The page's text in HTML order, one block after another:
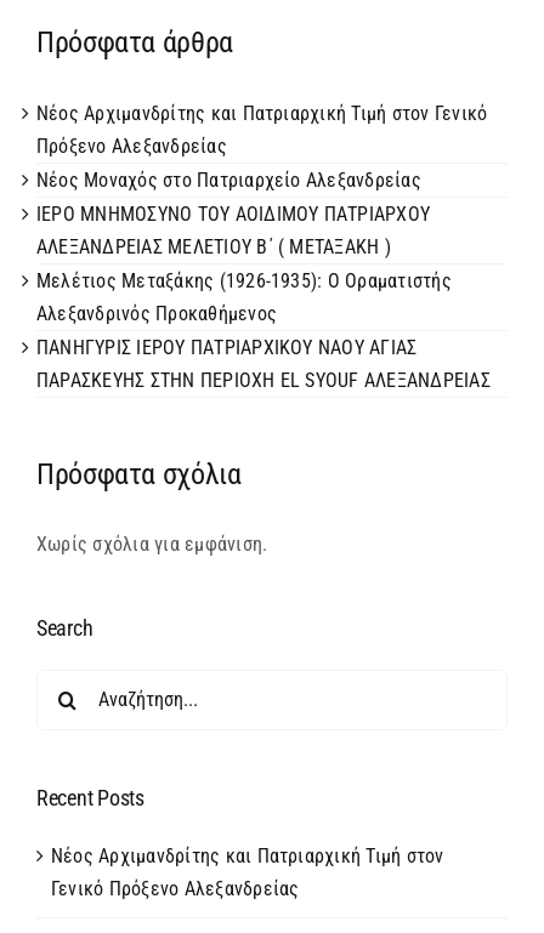
Πρόσφατα άρθρα
Νέος Αρχιμανδρίτης και Πατριαρχική Τιμή στον Γενικό
Πρόξενο Αλεξανδρείας
Νέος Μοναχός στο Πατριαρχείο Αλεξανδρείας
ΙΕΡΟ ΜΝΗΜΟΣΥΝΟ ΤΟΥ ΑΟΙΔΙΜΟΥ ΠΑΤΡΙΑΡΧΟΥ
ΑΛΕΞΑΝΔΡΕΙΑΣ ΜΕΛΕΤΙΟΥ Β΄ ( ΜΕΤΑΞΑΚΗ )
Μελέτιος Μεταξάκης (1926-1935): Ο Οραματιστής
Αλεξανδρινός Προκαθήμενος
ΠΑΝΗΓΥΡΙΣ ΙΕΡΟΥ ΠΑΤΡΙΑΡΧΙΚΟΥ ΝΑΟΥ ΑΓΙΑΣ
ΠΑΡΑΣΚΕΥΗΣ ΣΤΗΝ ΠΕΡΙΟΧΗ EL SYOUF ΑΛΕΞΑΝΔΡΕΙΑΣ
Πρόσφατα σχόλια
Χωρίς σχόλια για εμφάνιση.
Search
Recent Posts
Νέος Αρχιμανδρίτης και Πατριαρχική Τιμή στον
Γενικό Πρόξενο Αλεξανδρείας